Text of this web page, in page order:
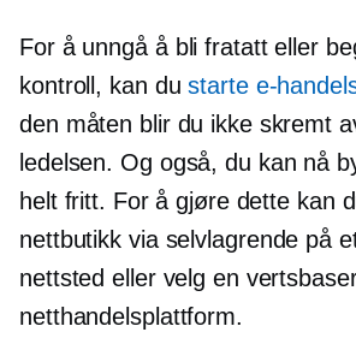
For å unngå å bli fratatt eller
kontroll, kan dustarte e-
den måten blir du ikke skremt
ledelsen. Og også, du kan nå
helt fritt. For å gjøre dette kan
nettbutikk via selvlagrende på
nettsted eller velg en
netthandelsplattform.